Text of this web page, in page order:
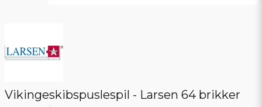
Vikingeskibspuslespil - Larsen 64 brikker